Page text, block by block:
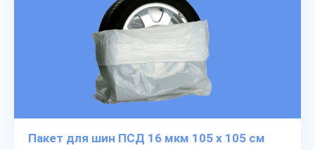
Пакет для шин ПСД 16 мкм 105 х 105 см